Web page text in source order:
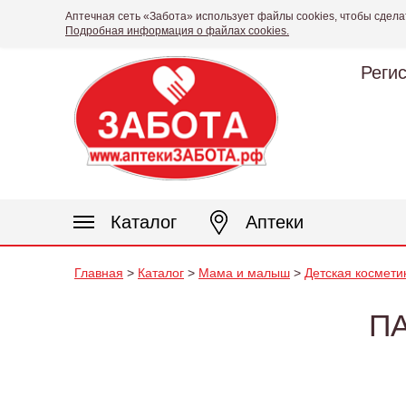
Аптечная сеть «Забота» использует файлы cookies, чтобы
Подробная информация о файлах cookies.
Каталог Аптеки
Главная > Каталог > Мама и малыш > Детская